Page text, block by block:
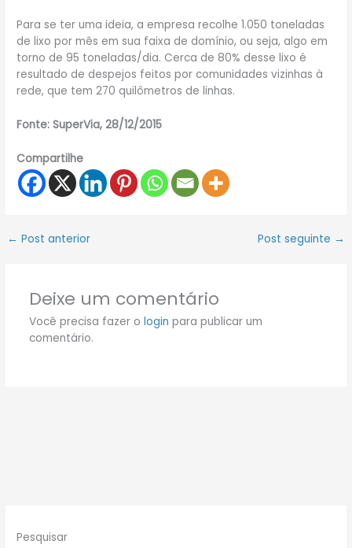
Para se ter uma ideia, a empresa recolhe 1.050 toneladas
de lixo por mês em sua faixa de domínio, ou seja, algo em
torno de 95 toneladas/dia. Cerca de 80% desse lixo é
resultado de despejos feitos por comunidades vizinhas à
rede, que tem 270 quilômetros de linhas.
Fonte: SuperVia, 28/12/2015
Compartilhe
← Post anterior Post seguinte →
Deixe um comentário
Você precisa fazer o login para publicar um
comentário.
Pesquisar